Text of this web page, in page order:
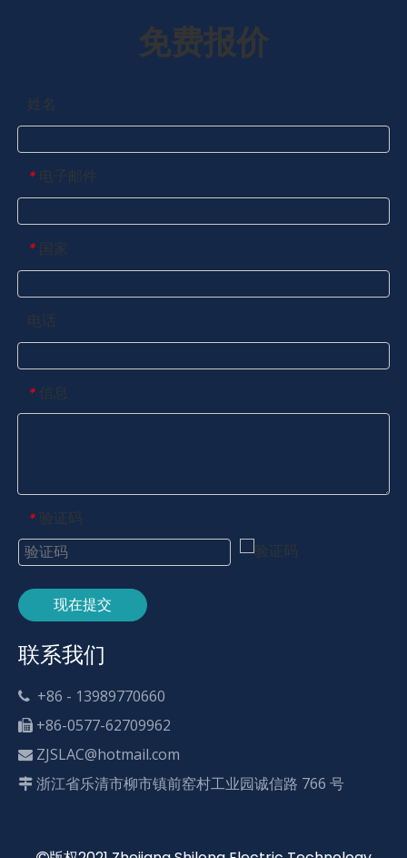
免费报价
姓名
* 电子邮件
* 国家
电话
* 信息
* 验证码
现在提交
联系我们
 +86 - 13989770660
 +86-0577-62709962
 ZJSLAC@hotmail.com
 浙江省乐清市柳市镇前窑村工业园诚信路 766 号